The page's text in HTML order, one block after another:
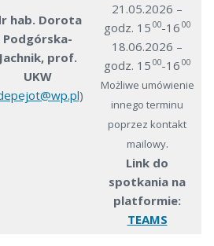
hab. Dorota
Podgórska-
Jachnik, prof.
UKW
)
21.05.2026 –
godz. 15 00-16 00
18.06.2026 –
godz. 15 00-16 00
Możliwe umówienie
innego terminu
poprzez kontakt
mailowy.
Link do
spotkania na
platformie:
TEAMS